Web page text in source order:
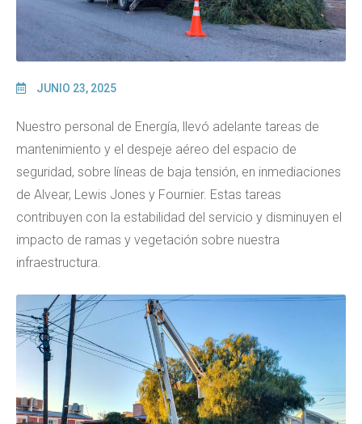
JUNIO 23, 2025
Nuestro personal de Energía, llevó adelante tareas de
mantenimiento y el despeje aéreo del espacio de
seguridad, sobre líneas de baja tensión, en inmediaciones
de Alvear, Lewis Jones y Fournier. Estas tareas
contribuyen con la estabilidad del servicio y disminuyen el
impacto de ramas y vegetación sobre nuestra
infraestructura.